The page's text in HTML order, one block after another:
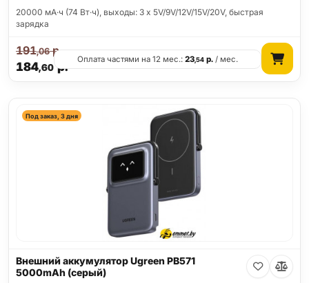
20000 мА·ч (74 Вт·ч), выходы: 3 x 5V/9V/12V/15V/20V, быстрая
зарядка
184,60р.
191,06р.
Оплата частями на 12 мес.:23,54 р. / мес.
Под заказ, 3 дня
Внешний аккумулятор Ugreen PB571
5000mAh (серый)